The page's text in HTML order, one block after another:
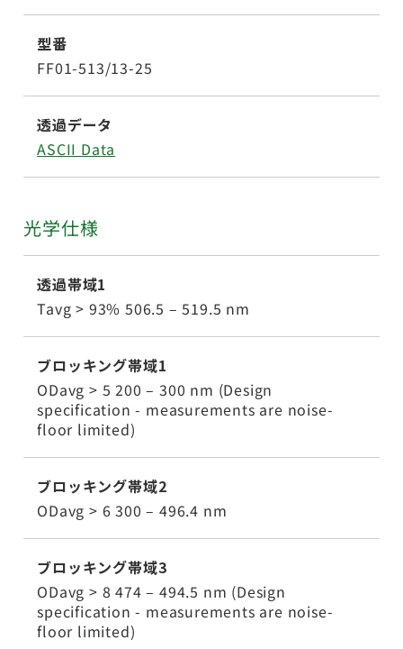
型番
FF01-513/13-25
透過データ
ASCII Data
光学仕様
透過帯域1
Tavg > 93% 506.5 – 519.5 nm
ブロッキング帯域1
ODavg > 5 200 – 300 nm (Design
specification - measurements are noise-
floor limited)
ブロッキング帯域2
ODavg > 6 300 – 496.4 nm
ブロッキング帯域3
ODavg > 8 474 – 494.5 nm (Design
specification - measurements are noise-
floor limited)